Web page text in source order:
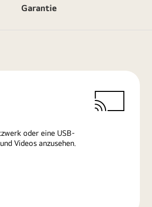
Garantie
oder eine USB-
Videos anzusehen.